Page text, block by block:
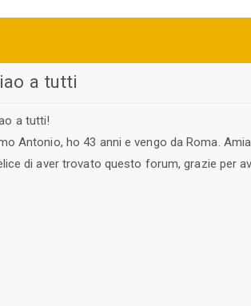
a tutti
a tutti!
Antonio, ho 43 anni e vengo da Roma.
di aver trovato questo forum, grazie per